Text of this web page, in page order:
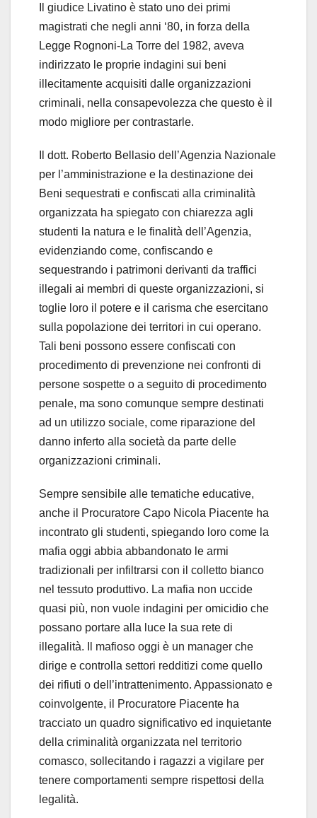
Il giudice Livatino è stato uno dei primi
magistrati che negli anni ‘80, in forza della
Legge Rognoni-La Torre del 1982, aveva
indirizzato le proprie indagini sui beni
illecitamente acquisiti dalle organizzazioni
criminali, nella consapevolezza che questo è il
modo migliore per contrastarle.
Il dott. Roberto Bellasio dell’Agenzia Nazionale
per l’amministrazione e la destinazione dei
Beni sequestrati e confiscati alla criminalità
organizzata ha spiegato con chiarezza agli
studenti la natura e le finalità dell’Agenzia,
evidenziando come, confiscando e
sequestrando i patrimoni derivanti da traffici
illegali ai membri di queste organizzazioni, si
toglie loro il potere e il carisma che esercitano
sulla popolazione dei territori in cui operano.
Tali beni possono essere confiscati con
procedimento di prevenzione nei confronti di
persone sospette o a seguito di procedimento
penale, ma sono comunque sempre destinati
ad un utilizzo sociale, come riparazione del
danno inferto alla società da parte delle
organizzazioni criminali.
Sempre sensibile alle tematiche educative,
anche il Procuratore Capo Nicola Piacente ha
incontrato gli studenti, spiegando loro come la
mafia oggi abbia abbandonato le armi
tradizionali per infiltrarsi con il colletto bianco
nel tessuto produttivo. La mafia non uccide
quasi più, non vuole indagini per omicidio che
possano portare alla luce la sua rete di
illegalità. Il mafioso oggi è un manager che
dirige e controlla settori redditizi come quello
dei rifiuti o dell’intrattenimento. Appassionato e
coinvolgente, il Procuratore Piacente ha
tracciato un quadro significativo ed inquietante
della criminalità organizzata nel territorio
comasco, sollecitando i ragazzi a vigilare per
tenere comportamenti sempre rispettosi della
legalità.